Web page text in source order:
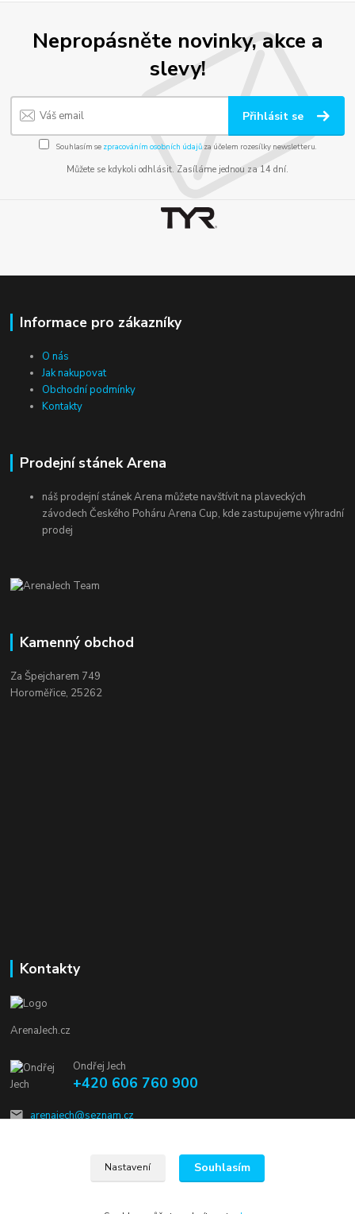
Nepropásněte novinky, akce a
slevy!
Přihlásit se
Souhlasím se zpracováním osobních údajůza účelem rozesílky newsletteru.
Můžete se kdykoli odhlásit. Zasíláme jednou za 14 dní.
Informace pro zákazníky
O nás
Jak nakupovat
Obchodní podmínky
Kontakty
Prodejní stánek Arena
náš prodejní stánek Arena můžete navštívit na plaveckých
závodech Českého Poháru Arena Cup, kde zastupujeme výhradní
prodej
Kamenný obchod
Za Špejcharem 749
Horoměřice, 25262
Kontakty
ArenaJech.cz
Ondřej Jech
+420 606 760 900
arenajech@seznam.cz
Nastavení Souhlasím